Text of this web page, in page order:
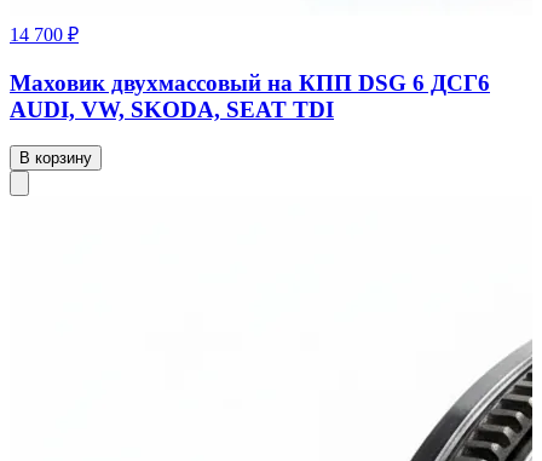
14 700 ₽
Маховик двухмассовый на КПП DSG 6 ДСГ6
AUDI, VW, SKODA, SEAT TDI
В корзину